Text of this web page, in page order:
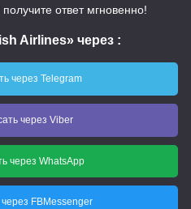
ответ мгновенно!
Airlines» через :
через Telegram
через Viber
через WhatsApp
FBMessenger